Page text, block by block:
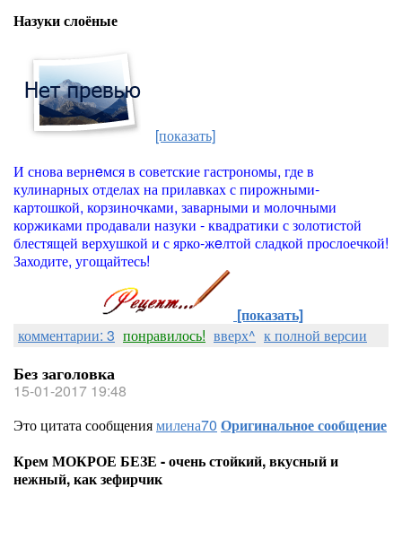
Назуки слоёные
[показать]
И снова вернeмся в советские гастрономы, где в
кулинарных отделах на прилавках с пирожными-
картошкой, корзиночками, заварными и молочными
коржиками продавали назуки - квадратики с золотистой
блестящей верхушкой и с ярко-жeлтой сладкой прослоечкой!
Заходите, угощайтесь!
[показать]
комментарии: 3 понравилось! вверх^ к полной версии
Без заголовка
15-01-2017 19:48
Это цитата сообщениямилена70 Оригинальное сообщение
Крем МОКРОЕ БЕЗЕ - очень стойкий, вкусный и
нежный, как зефирчик